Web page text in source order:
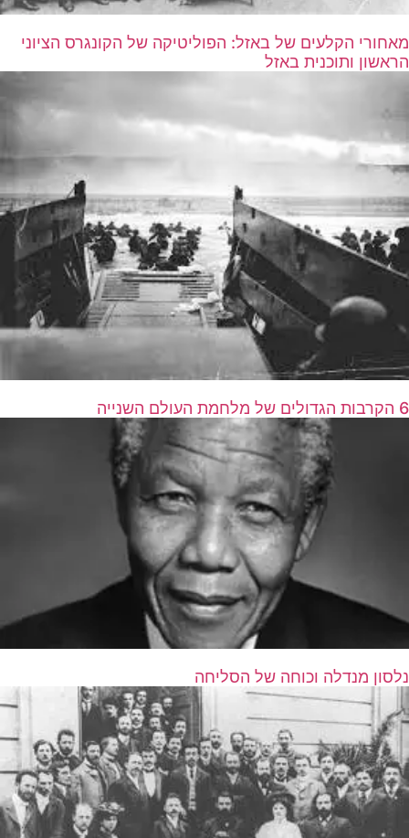
מאחורי הקלעים של באזל: הפוליטיקה של הקונגרס הציוני
הראשון ותוכנית באזל
6 הקרבות הגדולים של מלחמת העולם השנייה
נלסון מנדלה וכוחה של הסליחה